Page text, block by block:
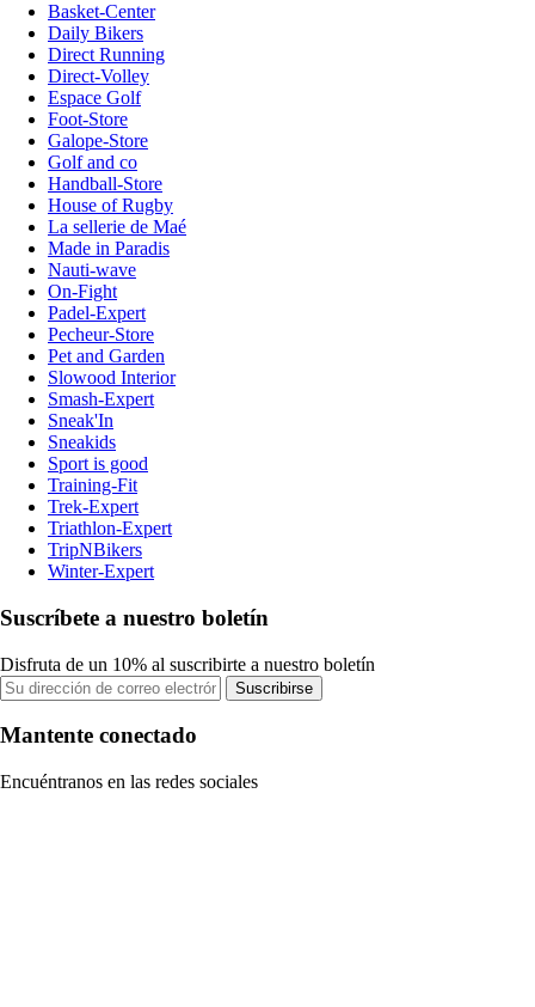
Basket-Center
Daily Bikers
Direct Running
Direct-Volley
Espace Golf
Foot-Store
Galope-Store
Golf and co
Handball-Store
House of Rugby
La sellerie de Maé
Made in Paradis
Nauti-wave
On-Fight
Padel-Expert
Pecheur-Store
Pet and Garden
Slowood Interior
Smash-Expert
Sneak'In
Sneakids
Sport is good
Training-Fit
Trek-Expert
Triathlon-Expert
TripNBikers
Winter-Expert
Suscríbete a nuestro boletín
Disfruta de un 10% al suscribirte a nuestro boletín
Suscribirse
Mantente conectado
Encuéntranos en las redes sociales